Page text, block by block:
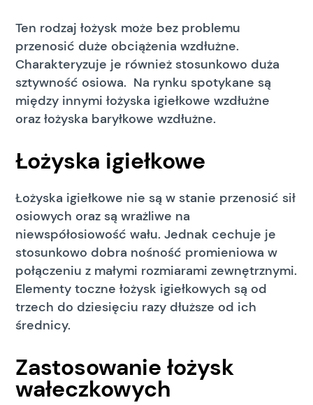
Ten rodzaj łożysk może bez problemu
przenosić duże obciążenia wzdłużne.
Charakteryzuje je również stosunkowo duża
sztywność osiowa. Na rynku spotykane są
między innymi łożyska igiełkowe wzdłużne
oraz łożyska baryłkowe wzdłużne.
Łożyska igiełkowe
Łożyska igiełkowe nie są w stanie przenosić sił
osiowych oraz są wrażliwe na
niewspółosiowość wału. Jednak cechuje je
stosunkowo dobra nośność promieniowa w
połączeniu z małymi rozmiarami zewnętrznymi.
Elementy toczne łożysk igiełkowych są od
trzech do dziesięciu razy dłuższe od ich
średnicy.
Zastosowanie łożysk
wałeczkowych